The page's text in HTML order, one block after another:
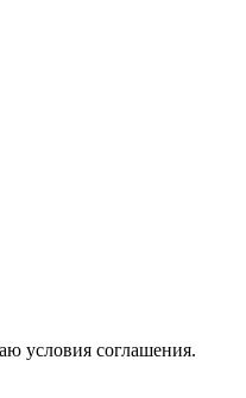
условия соглашения.